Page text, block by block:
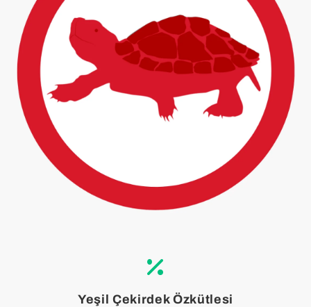
Yeşil Çekirdek Özkütlesi